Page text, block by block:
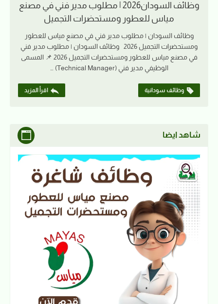
وظائف السودان2026 | مطلوب مدير فني في مصنع
مياس للعطور ومستحضرات التجميل
وظائف السودان | مطلوب مدير فني في مصنع مياس للعطور
ومستحضرات التجميل 2026 وظائف السودان | مطلوب مدير فني
في مصنع مياس للعطور ومستحضرات التجميل 2026 📌 المسمى
الوظيفي مدير فني (Technical Manager) …
وظائف سودانية اقرأ المزيد
شاهد ايضا